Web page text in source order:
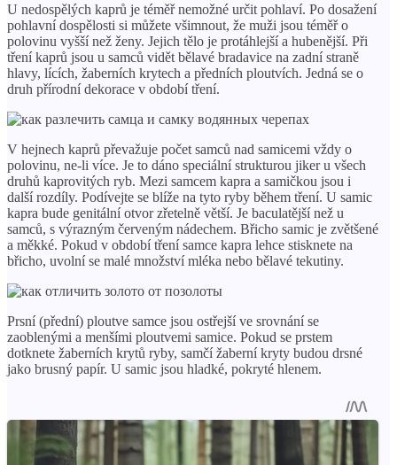
U nedospělých kaprů je téměř nemožné určit pohlaví. Po dosažení
pohlavní dospělosti si můžete všimnout, že muži jsou téměř o
polovinu vyšší než ženy. Jejich tělo je protáhlejší a hubenější. Při
tření kaprů jsou u samců vidět bělavé bradavice na zadní straně
hlavy, lících, žaberních krytech a předních ploutvích. Jedná se o
druh přírodní dekorace v období tření.
V hejnech kaprů převažuje počet samců nad samicemi vždy o
polovinu, ne-li více. Je to dáno speciální strukturou jiker u všech
druhů kaprovitých ryb. Mezi samcem kapra a samičkou jsou i
další rozdíly. Podívejte se blíže na tyto ryby během tření. U samic
kapra bude genitální otvor zřetelně větší. Je baculatější než u
samců, s výrazným červeným nádechem. Břicho samic je zvětšené
a měkké. Pokud v období tření samce kapra lehce stisknete na
břicho, uvolní se malé množství mléka nebo bělavé tekutiny.
Prsní (přední) ploutve samce jsou ostřejší ve srovnání se
zaoblenými a menšími ploutvemi samice. Pokud se prstem
dotknete žaberních krytů ryby, samčí žaberní kryty budou drsné
jako brusný papír. U samic jsou hladké, pokryté hlenem.